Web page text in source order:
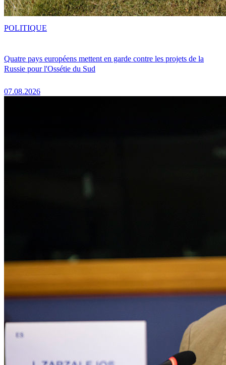
Quatre pays européens mettent en garde contre les projets de la
Russie pour l'Ossétie du Sud
07.08.2026
POLITIQUE